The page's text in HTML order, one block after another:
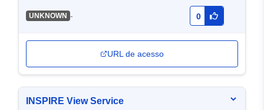
UNKNOWN - 0
URL de acesso
INSPIRE View Service